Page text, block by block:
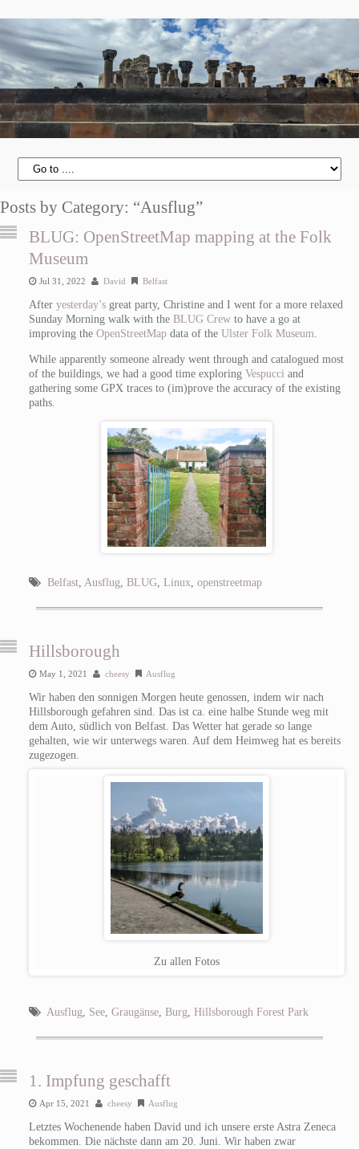
Posts by Category: “Ausflug”
BLUG: OpenStreetMap mapping at the Folk
Museum
Jul 31, 2022 David Belfast
After yesterday’sgreat party, Christine and I went for a more relaxed
Sunday Morning walk with the BLUG Crewto have a go at
improving the OpenStreetMapdata of the Ulster Folk Museum
While apparently someone already went through and catalogued most
of the buildings, we had a good time exploring Vespucci and
gathering some GPX traces to (im)prove the accuracy of the existing
paths.
Belfast, Ausflug BLUG, Linux openstreetmap
Hillsborough
May 1, 2021 cheesy Ausflug
Wir haben den sonnigen Morgen heute genossen, indem wir nach
Hillsborough gefahren sind. Das ist ca. eine halbe Stunde weg mit
dem Auto, südlich von Belfast. Das Wetter hat gerade so lange
gehalten, wie wir unterwegs waren. Auf dem Heimweg hat es bereits
zugezogen.
Zu allen Fotos
Ausflug, See, Graugänse, Burg, Hillsborough Forest Park
1. Impfung geschafft
Apr 15, 2021 cheesy Ausflug
Letztes Wochenende haben David und ich unsere erste Astra Zeneca
bekommen. Die nächste dann am 20. Juni. Wir haben zwar